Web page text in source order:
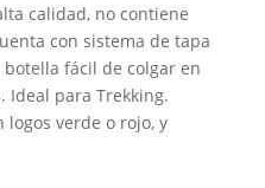
calidad, no contiene
con sistema de tapa
fácil de colgar en
Ideal para Trekking.
logos verde o rojo, y